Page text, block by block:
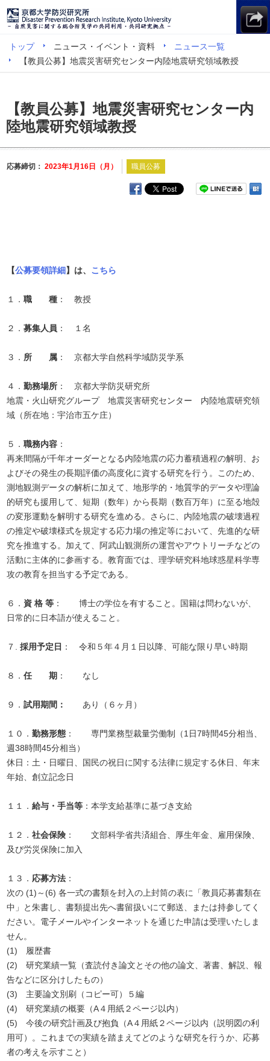
トップ ニュース・イベント・資料
ニュース一覧
【教員公募】地震災害研究センター内陸地震研究領域教授
【教員公募】地震災害研究センター内
陸地震研究領域教授
応募締切：2023年1月16日（月） 職員公募
【公募要領詳細】は、 こちら
１．職 種 ： 教授
２．募集人員 ： １名
３． 所 属 ： 京都大学自然科学域防災学系
４．勤務場所 ： 京都大学防災研究所
地震・火山研究グループ 地震災害研究センター 内陸地震研究領
域（所在地：宇治市五ケ庄）
５．職務内容 ：
再来間隔が千年オーダーとなる内陸地震の応力蓄積過程の解明、お
よびその発生の長期評価の高度化に資する研究を行う。このため、
測地観測データの解析に加えて、地形学的・地質学的データや理論
的研究も援用して、短期（数年）から長期（数百万年）に至る地殻
の変形運動を解明する研究を進める。さらに、内陸地震の破壊過程
の推定や破壊様式を規定する応力場の推定等において、先進的な研
究を推進する。加えて、阿武山観測所の運営やアウトリーチなどの
活動に主体的に参画する。教育面では、理学研究科地球惑星科学専
攻の教育を担当する予定である。
６． 資 格 等 ： 博士の学位を有すること。国籍は問わないが、
日常的に日本語が使えること。
７.採用予定日 ： 令和５年４月１日以降、可能な限り早い時期
８．任 期 ： なし
９．試用期間： あり（６ヶ月）
１０．勤務形態 ： 専門業務型裁量労働制（1日7時間45分相当、
週38時間45分相当）
休日：土・日曜日、国民の祝日に関する法律に規定する休日、年末
年始、創立記念日
１１．給与・手当等 ：本学支給基準に基づき支給
１２．社会保険 ： 文部科学省共済組合、厚生年金、雇用保険、
及び労災保険に加入
１３． 応募方法 ：
次の (1)～(6) 各一式の書類を封入の上封筒の表に「教員応募書類在
中」と朱書し、書類提出先へ書留扱いにて郵送、または持参してく
ださい。電子メールやインターネットを通じた申請は受理いたしま
せん。
(1) 履歴書
(2) 研究業績一覧（査読付き論文とその他の論文、著書、解説、報
告などに区分けしたもの）
(3) 主要論文別刷（コピー可）５編
(4) 研究業績の概要（A４用紙２ページ以内）
(5) 今後の研究計画及び抱負（A４用紙２ページ以内（説明図の利
用可）。これまでの実績を踏まえてどのような研究を行うか、応募
者の考えを示すこと）